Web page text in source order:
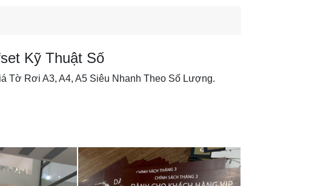
Kỹ Thuật Số
Tờ Rơi A3, A4, A5 Siêu Nhanh Theo Số Lượng.